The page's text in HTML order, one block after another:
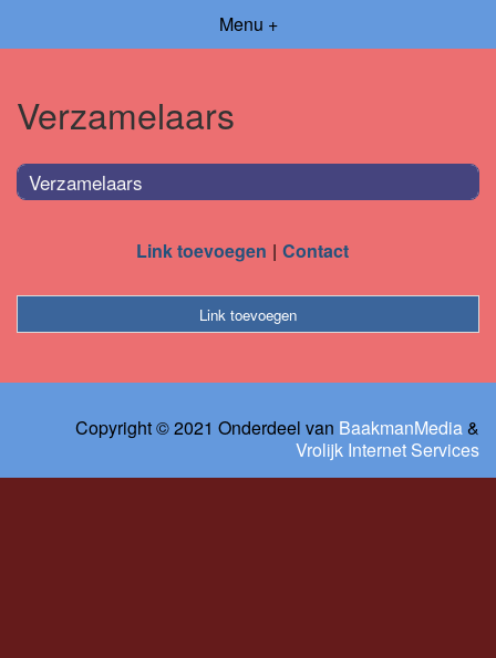
Menu +
Verzamelaars
Verzamelaars
Link toevoegen Contact
Link toevoegen
Copyright © 2021 Onderdeel van BaakmanMedia&
Vrolijk Internet Services